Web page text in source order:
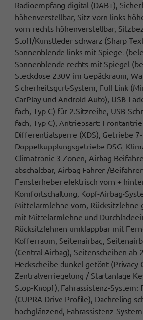
Radioempfang digital (DAB+),
höhenverstellbar, Sitz vorn links
vorn rechts höhenverstellbar,
Stoff/Kunstleder schwarz (Sharp
Sonnenblende links mit Spiegel
Sonnenblende rechts mit Spiegel
Steckdose 230V im Gepäckraum,
Sicherheitsgurt-System, Full Link
CarPlay und Android Auto), USB-
fach, Typ C) für 2.Sitzreihe, USB-
fach, Typ C), Antriebsart:
Differentialsperre (XDS), Getriebe 7-
Doppelkupplungsgetriebe DSG,
Climatronic 3-Zonen, Airbag
abschaltbar, Airbag Fahrer-/
Fensterheber elektrisch vorn +
Komfortschaltung, Kopf-Airbag-
Mittelarmlehne vorn, Rücksitzlehne
mit Mittelarmlehne und
Rücksitzlehnen umklappbar mit
Kofferraum, Seitenairbag,
(Central Airbag), Seitenscheiben ab
Heckscheibe dunkel getönt (Privacy
Zentralverriegelung / Startanlage
Stop-Knopf), Fahrassistenz-System:
(CUPRA Drive Profile), Dachreling
hochglänzend, Fahrassistenz-